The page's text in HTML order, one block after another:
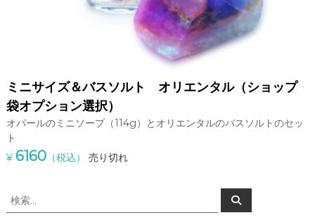
ミニサイズ＆バスソルト オリエンタル（ショップ
袋オプション選択）
オパールのミニソープ（114g）とオリエンタルのバスソルトのセッ
ト
¥ 6160（税込） 売り切れ
検
索
検
索